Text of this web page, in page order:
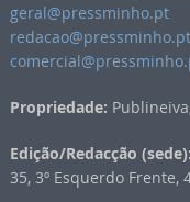
geral@pressminho.pt
redacao@pressminho.pt
Propriedade:
Edição/Redacção (sede):
35, 3º Esquerdo Frente,